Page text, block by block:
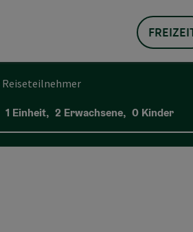
Einheit / Reiseteilnehmer
und Personenfelder
1 Einheit, 2 Erwachsene, 0 Kinder